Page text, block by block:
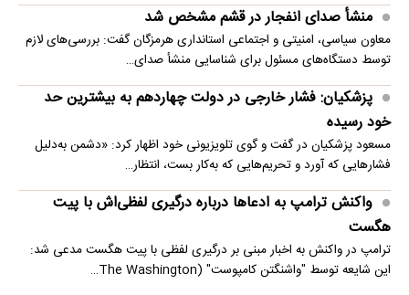
منشأ صدای انفجار در قشم مشخص شد
معاون سیاسی، امنیتی و اجتماعی استانداری هرمزگان گفت: بررسی‌های لازم
توسط دستگاه‌های مسئول برای شناسایی منشأ صدای…
پزشکیان: فشار خارجی در دولت چهاردهم به بیشترین حد
خود رسیده
مسعود پزشکیان در گفت و گوی تلویزیونی خود اظهار کرد: «دشمن به‌دلیل
فشارهایی که آورد و تحریم‌هایی که به‌کار بست، انتظار…
واکنش ترامپ به ادعاها درباره درگیری لفظی‌اش با پیت
هگست
ترامپ در واکنش به اخبار مبنی بر درگیری لفظی با پیت هگست مدعی شد:
این شایعه توسط "واشنگتن کامپوست" (The Washington…